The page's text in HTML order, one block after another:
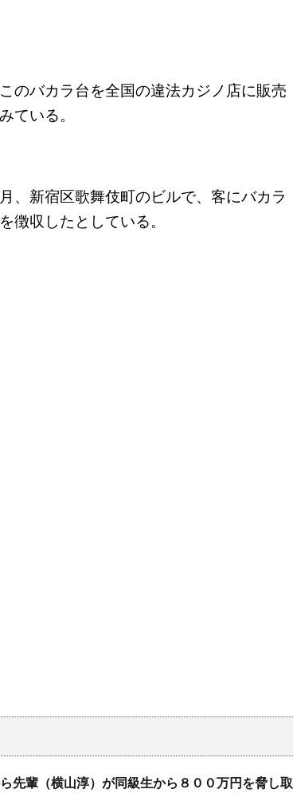
のバカラ台を全国の違法カジノ店に販売
ている。
、新宿区歌舞伎町のビルで、客にバカラ
徴収したとしている。
先輩（横山淳）が同級生から８００万円を脅し取